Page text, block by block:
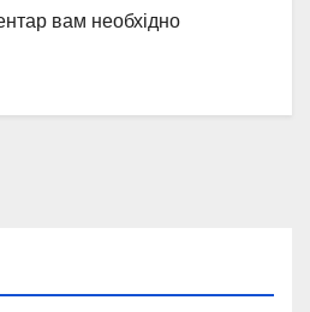
вам необхідно